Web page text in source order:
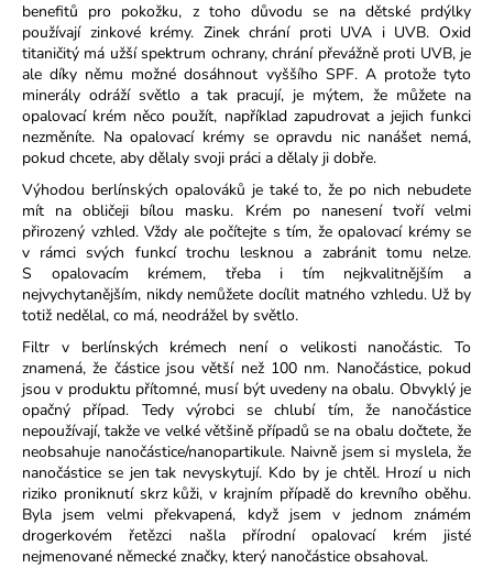
benefitů pro pokožku, z toho důvodu se na dětské prdýlky
používají zinkové krémy. Zinek chrání proti UVA i UVB. Oxid
titaničitý má užší spektrum ochrany, chrání převážně proti UVB, je
ale díky němu možné dosáhnout vyššího SPF. A protože tyto
minerály odráží světlo a tak pracují, je mýtem, že můžete na
opalovací krém něco použít, například zapudrovat a jejich funkci
nezměníte. Na opalovací krémy se opravdu nic nanášet nemá,
pokud chcete, aby dělaly svoji práci a dělaly ji dobře.
Výhodou berlínských opalováků je také to, že po nich nebudete
mít na obličeji bílou masku. Krém po nanesení tvoří velmi
přirozený vzhled. Vždy ale počítejte s tím, že opalovací krémy se
v rámci svých funkcí trochu lesknou a zabránit tomu nelze.
S opalovacím krémem, třeba i tím nejkvalitnějším a
nejvychytanějším, nikdy nemůžete docílit matného vzhledu. Už by
totiž nedělal, co má, neodrážel by světlo.
Filtr v berlínských krémech není o velikosti nanočástic. To
znamená, že částice jsou větší než 100 nm. Nanočástice, pokud
jsou v produktu přítomné, musí být uvedeny na obalu. Obvyklý je
opačný případ. Tedy výrobci se chlubí tím, že nanočástice
nepoužívají, takže ve velké většině případů se na obalu dočtete, že
neobsahuje nanočástice/nanopartikule. Naivně jsem si myslela, že
nanočástice se jen tak nevyskytují. Kdo by je chtěl. Hrozí u nich
riziko proniknutí skrz kůži, v krajním případě do krevního oběhu.
Byla jsem velmi překvapená, když jsem v jednom známém
drogerkovém řetězci našla přírodní opalovací krém jisté
nejmenované německé značky, který nanočástice obsahoval.
HLEDAT
D
o
p
o
r
u
č
u
j
e
m
e